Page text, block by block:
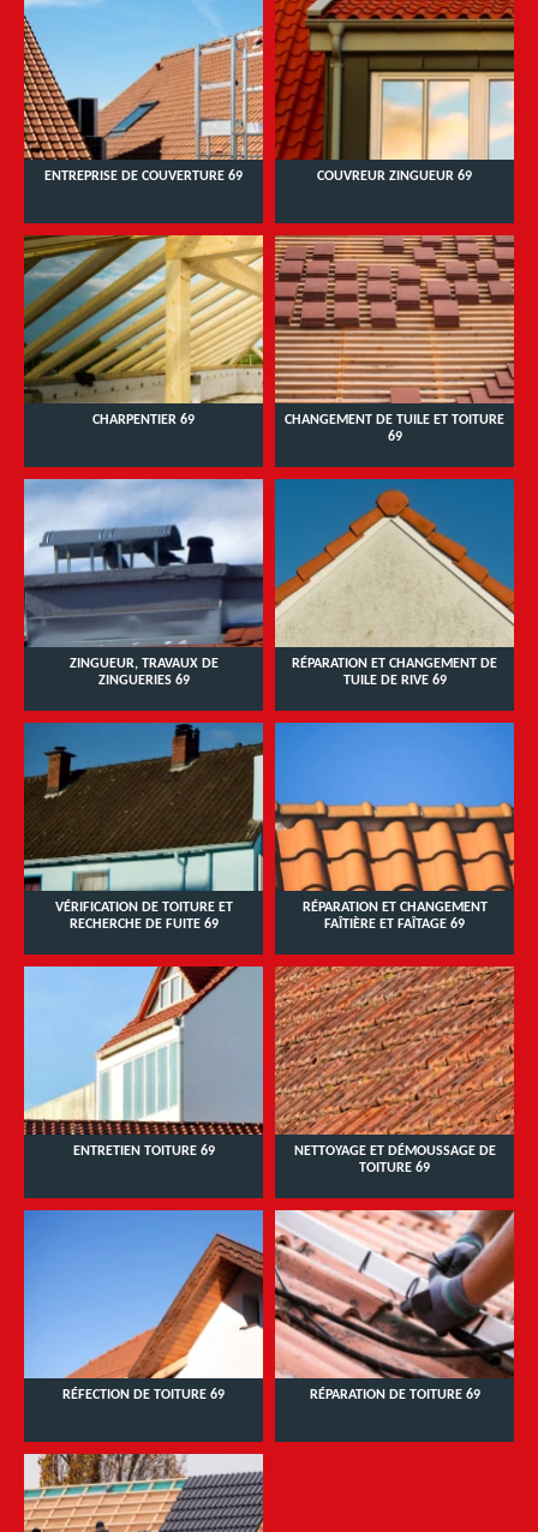
ENTREPRISE DE COUVERTURE 69 COUVREUR ZINGUEUR 69
CHARPENTIER 69
CHANGEMENT DE TUILE ET TOITURE
69
ZINGUEUR, TRAVAUX DE
ZINGUERIES 69
RÉPARATION ET CHANGEMENT DE
TUILE DE RIVE 69
VÉRIFICATION DE TOITURE ET
RECHERCHE DE FUITE 69
RÉPARATION ET CHANGEMENT
FAÎTIÈRE ET FAÎTAGE 69
ENTRETIEN TOITURE 69
NETTOYAGE ET DÉMOUSSAGE DE
TOITURE 69
RÉFECTION DE TOITURE 69 RÉPARATION DE TOITURE 69